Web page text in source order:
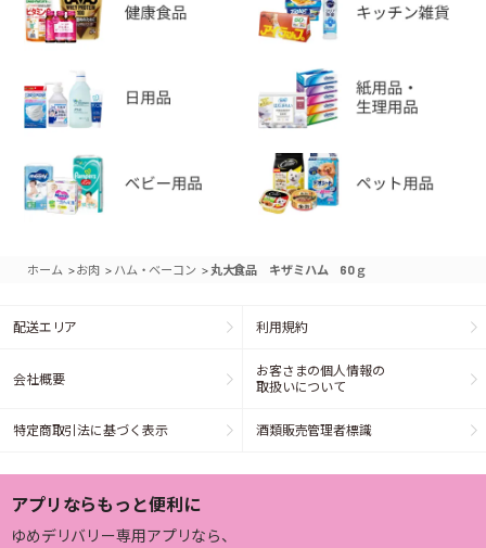
ホーム >お肉 > ハム・ベーコン > 丸大食品 キザミハム 60ｇ
配送エリア 利用規約
会社概要
お客さまの個人情報の
取扱いについて
特定商取引法に基づく表示 酒類販売管理者標識
アプリならもっと便利に
ゆめデリバリー専用アプリなら、